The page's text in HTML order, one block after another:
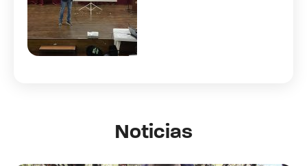
Noticias